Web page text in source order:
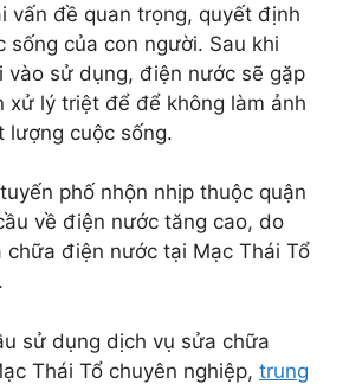
vấn đề quan trọng, quyết định
sống của con người. Sau khi
vào sử dụng, điện nước sẽ gặp
xử lý triệt để để không làm ảnh
lượng cuộc sống.
phố nhộn nhịp thuộc quận
về điện nước tăng cao, do
chữa điện nước tại Mạc Thái Tổ
sử dụng dịch vụ sửa chữa
Thái Tổ chuyên nghiệp, trung